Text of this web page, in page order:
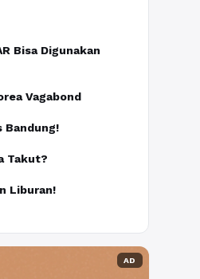
Bisa Digunakan
Vagabond
Bandung!
Takut?
Liburan!
AD